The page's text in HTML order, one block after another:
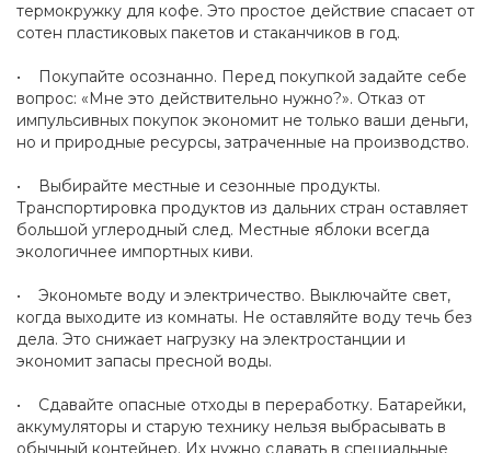
термокружку для кофе. Это простое действие спасает от
сотен пластиковых пакетов и стаканчиков в год.
• Покупайте осознанно. Перед покупкой задайте себе
вопрос: «Мне это действительно нужно?». Отказ от
импульсивных покупок экономит не только ваши деньги,
но и природные ресурсы, затраченные на производство.
• Выбирайте местные и сезонные продукты.
Транспортировка продуктов из дальних стран оставляет
большой углеродный след. Местные яблоки всегда
экологичнее импортных киви.
• Экономьте воду и электричество. Выключайте свет,
когда выходите из комнаты. Не оставляйте воду течь без
дела. Это снижает нагрузку на электростанции и
экономит запасы пресной воды.
• Сдавайте опасные отходы в переработку. Батарейки,
аккумуляторы и старую технику нельзя выбрасывать в
обычный контейнер. Их нужно сдавать в специальные